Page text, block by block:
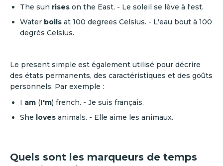
The sun rises on the East. - Le soleil se lève à l'est.
Water boils at 100 degrees Celsius. - L'eau bout à 100
degrés Celsius.
Le present simple est également utilisé pour décrire
des états permanents, des caractéristiques et des goûts
personnels. Par exemple :
I am (I'm) french. - Je suis français.
She loves animals. - Elle aime les animaux.
Quels sont les marqueurs de temps